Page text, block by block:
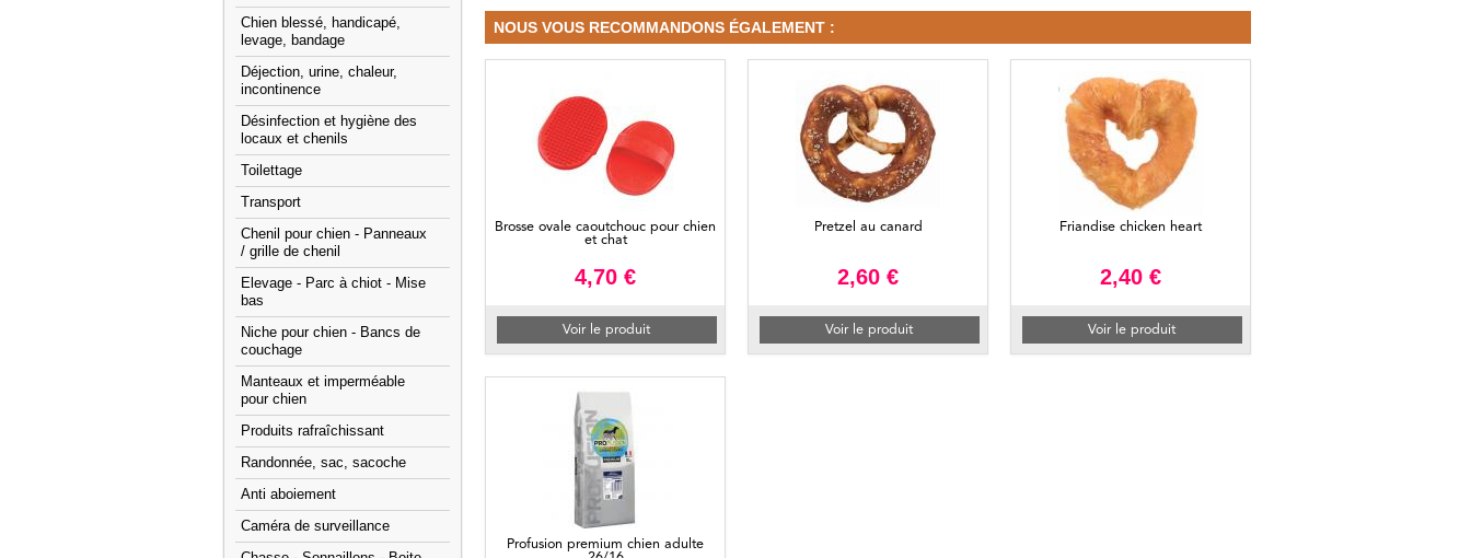
Chien blessé, handicapé,
levage, bandage
Déjection, urine, chaleur,
incontinence
Désinfection et hygiène des
locaux et chenils
Toilettage
Transport
Chenil pour chien - Panneaux
/ grille de chenil
Elevage - Parc à chiot - Mise
bas
Niche pour chien - Bancs de
couchage
Manteaux et imperméable
pour chien
Produits rafraîchissant
Randonnée, sac, sacoche
Anti aboiement
Caméra de surveillance
NOUS VOUS RECOMMANDONS ÉGALEMENT :
Brosse ovale caoutchouc pour chien
et chat
4,70 €
Voir le produit
Pretzel au canard
2,60 €
Voir le produit
Friandise chicken heart
2,40 €
Voir le produit
Profusion premium chien adulte